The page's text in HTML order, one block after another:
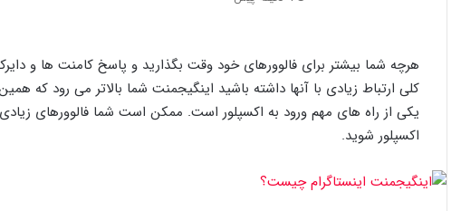
هرچه شما بیشتر برای فالوورهای خود وقت بگذارید و پاسخ کامنت ها و
کلی ارتباط زیادی با آنها داشته باشید اینگیجمنت شما بالاتر می رود که
یکی از راه های مهم ورود به اکسپلور است. ممکن است شما فالوورهای
اکسپلور شوید.